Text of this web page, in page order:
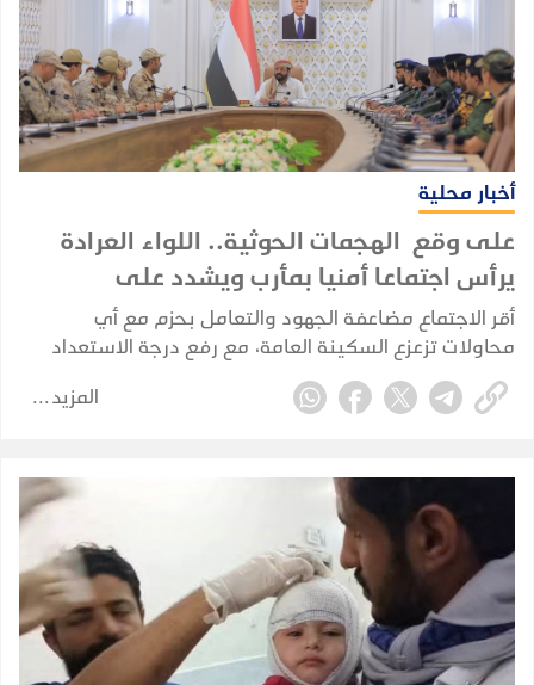
أخبار محلية
على وقع الهجمات الحوثية.. اللواء العرادة
يرأس اجتماعا أمنيا بمأرب ويشدد على
الجاهزية القصوى
أقر الاجتماع مضاعفة الجهود والتعامل بحزم مع أي
محاولات تزعزع السكينة العامة، مع رفع درجة الاستعداد
والسيطرة الميدانية في خندق مواجهة المليشيات الحوثية.
المزيد